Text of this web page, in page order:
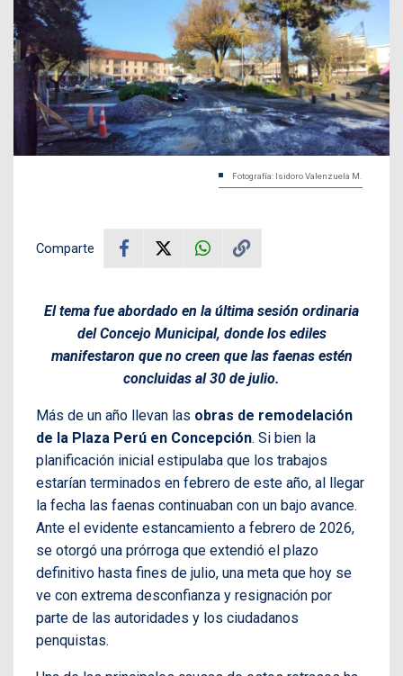
Fotografía: Isidoro Valenzuela M.
Comparte
El tema fue abordado en la última sesión ordinaria
del Concejo Municipal, donde los ediles
manifestaron que no creen que las faenas estén
concluidas al 30 de julio.
Más de un año llevan las obras de remodelación
de la Plaza Perú en Concepción. Si bien la
planificación inicial estipulaba que los trabajos
estarían terminados en febrero de este año, al llegar
la fecha las faenas continuaban con un bajo avance.
Ante el evidente estancamiento a febrero de 2026,
se otorgó una prórroga que extendió el plazo
definitivo hasta fines de julio, una meta que hoy se
ve con extrema desconfianza y resignación por
parte de las autoridades y los ciudadanos
penquistas.